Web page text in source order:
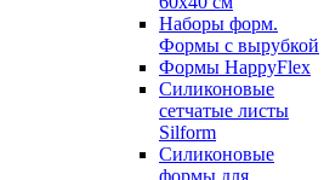
Наборы форм.
Формы с вырубкой
Формы HappyFlex
Силиконовые
сетчатые листы
Silform
Силиконовые
формы для